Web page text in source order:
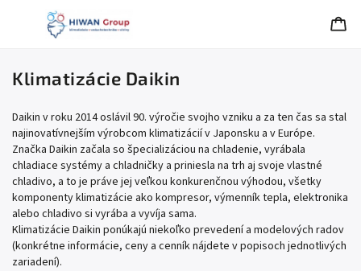
Klimatizácie Daikin
Daikin v roku 2014 oslávil 90. výročie svojho vzniku a za ten čas sa stal
najinovatívnejším výrobcom klimatizácií v Japonsku a v Európe.
Značka Daikin začala so špecializáciou na chladenie, vyrábala
chladiace systémy a chladničky a priniesla na trh aj svoje vlastné
chladivo, a to je práve jej veľkou konkurenčnou výhodou, všetky
komponenty klimatizácie ako kompresor, výmenník tepla, elektronika
alebo chladivo si vyrába a vyvíja sama.
Klimatizácie Daikin ponúkajú niekoľko prevedení a modelových radov
(konkrétne informácie, ceny a cenník nájdete v popisoch jednotlivých
zariadení).